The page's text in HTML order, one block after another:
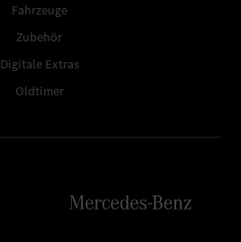
Fahrzeuge
Zubehör
Digitale Extras
Oldtimer